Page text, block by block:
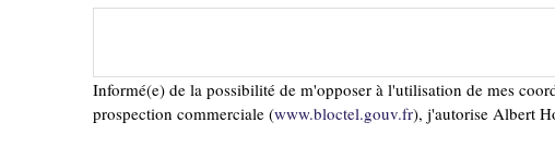
Informé(e) de la possibilité de m'opposer à l'utilisation de mes
prospection commerciale (www.bloctel.gouv.fr), j'autorise Albert